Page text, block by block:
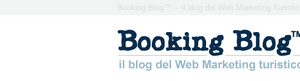
Booking Blog™ – Il blog del Web Marketing Turistico